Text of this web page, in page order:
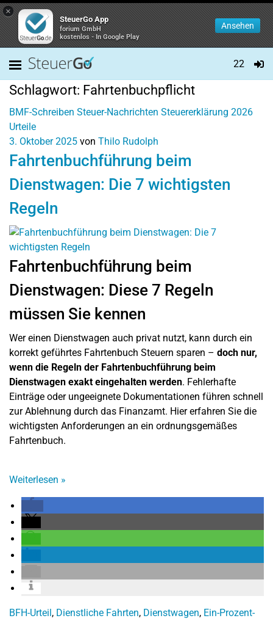
×
SteuerGo App
forium GmbH
kostenlos - In Google Play
Ansehen
22
Schlagwort: Fahrtenbuchpflicht
BMF-Schreiben Steuer-Nachrichten Steuererklärung 2026
Urteile
3. Oktober 2025 von Thilo Rudolph
Fahrtenbuchführung beim
Dienstwagen: Die 7 wichtigsten
Regeln
Fahrtenbuchführung beim
Dienstwagen: Diese 7 Regeln
müssen Sie kennen
Wer einen Dienstwagen auch privat nutzt, kann durch ein
korrekt geführtes Fahrtenbuch Steuern sparen – doch nur,
wenn die Regeln der Fahrtenbuchführung beim
Dienstwagen exakt eingehalten werden. Fehlerhafte
Einträge oder ungeeignete Dokumentationen führen schnell
zur Ablehnung durch das Finanzamt. Hier erfahren Sie die
wichtigsten Anforderungen an ein ordnungsgemäßes
Fahrtenbuch.
Weiterlesen »
BFH-Urteil, Dienstliche Fahrten, Dienstwagen, Ein-Prozent-